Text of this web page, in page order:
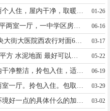
01-26
惠民小区， ，四楼面 积80平两室一厅，一中学区房便宜出租，包取暖物业15545538205 06-16
住宅楼出租 位置望奎县中央大街大医院西农行对面60平，低价出租出卖。周边离一中，五中，大医院近，周边商贸繁华，适合陪读养老人群居住，联系电话17845540909 03-17
05-22
益民二期住宅楼出租，室内干净整洁，拎包入住，适合一中，六小，三中赔读。 13846775588 13298758800 06-19
03-29
03-02